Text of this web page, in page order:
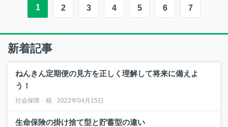
1 2 3 4 5 6 7
新着記事
ねんきん定期便の見方を正しく理解して将来に備えよ
う！
社会保障・税 2022年04月15日
生命保険の掛け捨て型と貯蓄型の違い